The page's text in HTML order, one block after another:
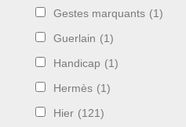
Gestes marquants (1)
Guerlain (1)
Handicap (1)
Hermès (1)
Hier (121)